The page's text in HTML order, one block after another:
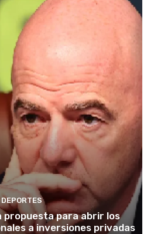
DEPORTES
propuesta para abrir los
a inversiones privadas